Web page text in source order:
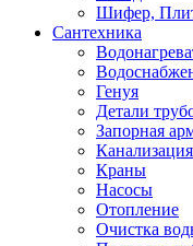
Шифер,
Сантехника
Генуя
Детали
Запорная
Канализация
Краны
Насосы
Отопление
Очистка